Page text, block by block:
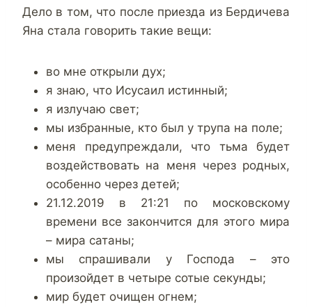
Дело в том, что после приезда из Бердичева
Яна стала говорить такие вещи:
во мне открыли дух;
я знаю, что Исусаил истинный;
я излучаю свет;
мы избранные, кто был у трупа на поле;
меня предупреждали, что тьма будет
воздействовать на меня через родных,
особенно через детей;
21.12.2019 в 21:21 по московскому
времени все закончится для этого мира
– мира сатаны;
мы спрашивали у Господа – это
произойдет в четыре сотые секунды;
мир будет очищен огнем;